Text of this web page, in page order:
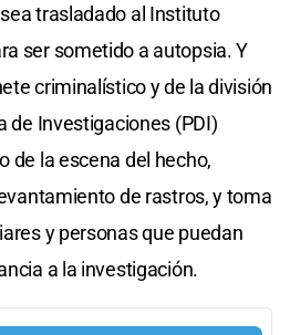
trasladado al Instituto
ser sometido a autopsia. Y
criminalístico y de la división
de Investigaciones (PDI)
de la escena del hecho,
de rastros, y toma
y personas que puedan
a la investigación.